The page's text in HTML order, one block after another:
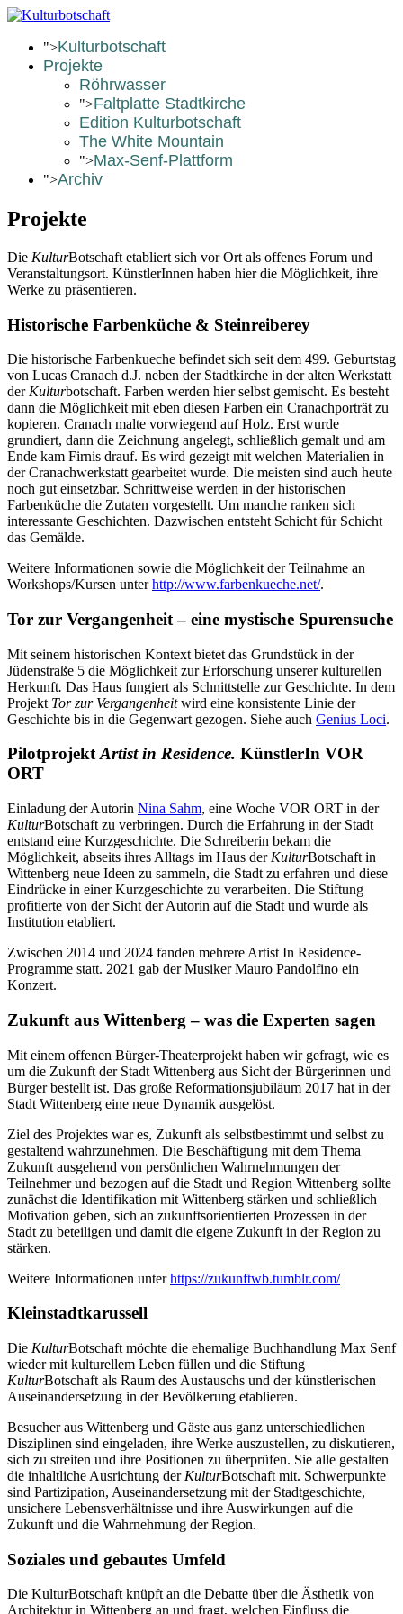
">Kulturbotschaft
Projekte
Röhrwasser
">Faltplatte Stadtkirche
Edition Kulturbotschaft
The White Mountain
">Max-Senf-Plattform
">Archiv
Projekte
Die KulturBotschaft etabliert sich vor Ort als offenes Forum und
Veranstaltungsort. KünstlerInnen haben hier die Möglichkeit, ihre
Werke zu präsentieren.
Historische Farbenküche & Steinreiberey
Die historische Farbenkueche befindet sich seit dem 499. Geburtstag
von Lucas Cranach d.J. neben der Stadtkirche in der alten Werkstatt
der Kulturbotschaft. Farben werden hier selbst gemischt. Es besteht
dann die Möglichkeit mit eben diesen Farben ein Cranachporträt zu
kopieren. Cranach malte vorwiegend auf Holz. Erst wurde
grundiert, dann die Zeichnung angelegt, schließlich gemalt und am
Ende kam Firnis drauf. Es wird gezeigt mit welchen Materialien in
der Cranachwerkstatt gearbeitet wurde. Die meisten sind auch heute
noch gut einsetzbar. Schrittweise werden in der historischen
Farbenküche die Zutaten vorgestellt. Um manche ranken sich
interessante Geschichten. Dazwischen entsteht Schicht für Schicht
das Gemälde.
Weitere Informationen sowie die Möglichkeit der Teilnahme an
Workshops/Kursen unterhttp://www.farbenkueche.net/.
Tor zur Vergangenheit – eine mystische Spurensuche
Mit seinem historischen Kontext bietet das Grundstück in der
Jüdenstraße 5 die Möglichkeit zur Erforschung unserer kulturellen
Herkunft. Das Haus fungiert als Schnittstelle zur Geschichte. In dem
Projekt Tor zur Vergangenheitwird eine konsistente Linie der
Geschichte bis in die Gegenwart gezogen. Siehe auch Genius Loci.
PilotprojektArtist in Residence. KünstlerIn VOR
ORT
Einladung der Autorin Nina Sahm, eine Woche VOR ORT in der
KulturBotschaft zu verbringen. Durch die Erfahrung in der Stadt
entstand eine Kurzgeschichte. Die Schreiberin bekam die
Möglichkeit, abseits ihres Alltags im Haus derKulturBotschaft in
Wittenberg neue Ideen zu sammeln, die Stadt zu erfahren und diese
Eindrücke in einer Kurzgeschichte zu verarbeiten. Die Stiftung
profitierte von der Sicht der Autorin auf die Stadt und wurde als
Institution etabliert.
Zwischen 2014 und 2024 fanden mehrere Artist In Residence-
Programme statt. 2021 gab der Musiker Mauro Pandolfino ein
Konzert.
Zukunft aus Wittenberg – was die Experten sagen
Mit einem offenen Bürger-Theaterprojekt haben wir gefragt, wie es
um die Zukunft der Stadt Wittenberg aus Sicht der Bürgerinnen und
Bürger bestellt ist. Das große Reformationsjubiläum 2017 hat in der
Stadt Wittenberg eine neue Dynamik ausgelöst.
Ziel des Projektes war es, Zukunft als selbstbestimmt und selbst zu
gestaltend wahrzunehmen. Die Beschäftigung mit dem Thema
Zukunft ausgehend von persönlichen Wahrnehmungen der
Teilnehmer und bezogen auf die Stadt und Region Wittenberg sollte
zunächst die Identifikation mit Wittenberg stärken und schließlich
Motivation geben, sich an zukunftsorientierten Prozessen in der
Stadt zu beteiligen und damit die eigene Zukunft in der Region zu
stärken.
Weitere Informationen unterhttps://zukunftwb.tumblr.com/
Kleinstadtkarussell
Die KulturBotschaft möchte die ehemalige Buchhandlung Max Senf
wieder mit kulturellem Leben füllen und die Stiftung
KulturBotschaft als Raum des Austauschs und der künstlerischen
Auseinandersetzung in der Bevölkerung etablieren.
Besucher aus Wittenberg und Gäste aus ganz unterschiedlichen
Disziplinen sind eingeladen, ihre Werke auszustellen, zu diskutieren,
sich zu streiten und ihre Positionen zu überprüfen. Sie alle gestalten
die inhaltliche Ausrichtung der KulturBotschaft mit. Schwerpunkte
sind Partizipation, Auseinandersetzung mit der Stadtgeschichte,
unsichere Lebensverhältnisse und ihre Auswirkungen auf die
Zukunft und die Wahrnehmung der Region.
Soziales und gebautes Umfeld
Die KulturBotschaft knüpft an die Debatte über die Ästhetik von
Architektur in Wittenberg an und fragt, welchen Einfluss die